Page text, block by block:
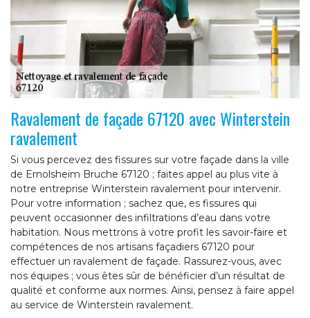
Ravalement de façade 67120 avec Winterstein
ravalement
Si vous percevez des fissures sur votre façade dans la ville
de Ernolsheim Bruche 67120 ; faites appel au plus vite à
notre entreprise Winterstein ravalement pour intervenir.
Pour votre information ; sachez que, es fissures qui
peuvent occasionner des infiltrations d’eau dans votre
habitation. Nous mettrons à votre profit les savoir-faire et
compétences de nos artisans façadiers 67120 pour
effectuer un ravalement de façade. Rassurez-vous, avec
nos équipes ; vous êtes sûr de bénéficier d’un résultat de
qualité et conforme aux normes. Ainsi, pensez à faire appel
au service de Winterstein ravalement.